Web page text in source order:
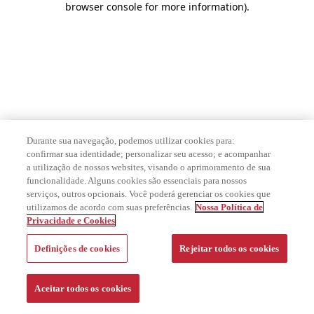
browser console for more information).
Durante sua navegação, podemos utilizar cookies para:
confirmar sua identidade; personalizar seu acesso; e acompanhar
a utilização de nossos websites, visando o aprimoramento de sua
funcionalidade. Alguns cookies são essenciais para nossos
serviços, outros opcionais. Você poderá gerenciar os cookies que
utilizamos de acordo com suas preferências. Nossa Política de
Privacidade e Cookies
Definições de cookies Rejeitar todos os cookies
Aceitar todos os cookies